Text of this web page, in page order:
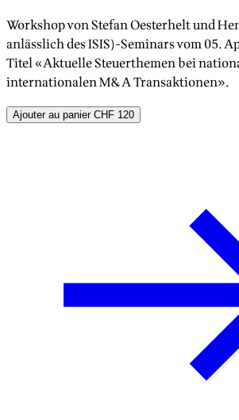
Workshop von Stefan Oesterhelt und
anlässlich des ISIS)-Seminars vom 05.
Titel «Aktuelle Steuerthemen bei
internationalen M&A Transaktionen».
Ajouter au panier CHF 120